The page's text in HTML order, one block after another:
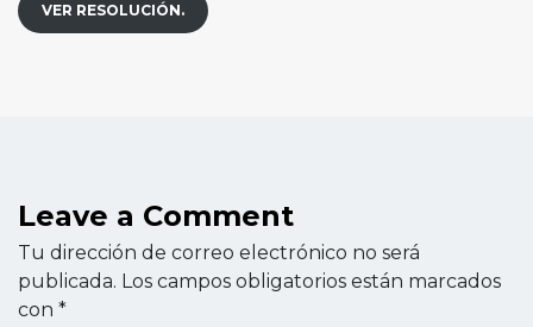
VER RESOLUCIÓN.
Leave a Comment
Tu dirección de correo electrónico no será
publicada. Los campos obligatorios están marcados
con *